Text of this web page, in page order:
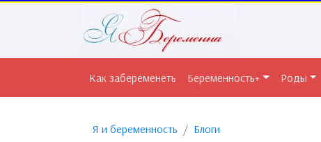
Как забеременеть Беременность+ Роды
Я и беременность Блоги